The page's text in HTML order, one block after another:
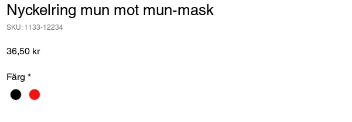
Nyckelring mun mot mun-mask
SKU: 1133-12234
36,50 krPris
Färg *